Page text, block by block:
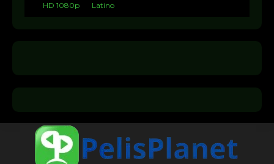
HD 1080p
Latino